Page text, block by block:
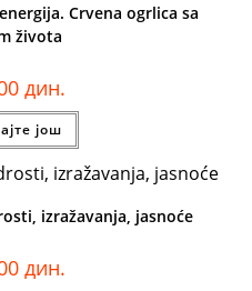
Crvena ogrlica sa
života
дин.
још
izražavanja, jasnoće
дин.